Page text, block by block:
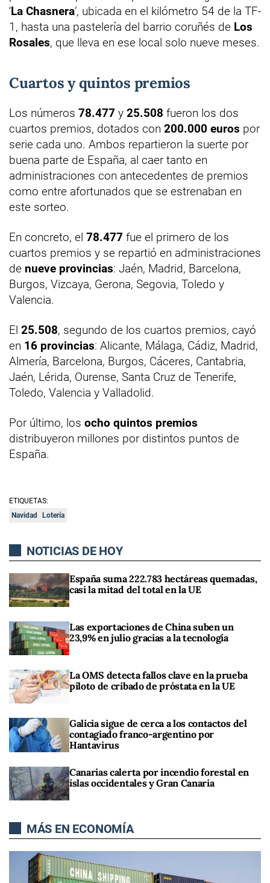
‘La Chasnera’, ubicada en el kilómetro 54 de la TF-
1, hasta una pastelería del barrio coruñés de Los
Rosales, que lleva en ese local solo nueve meses.
Cuartos y quintos premios
Los números 78.477 y 25.508 fueron los dos
cuartos premios, dotados con 200.000 euros por
serie cada uno. Ambos repartieron la suerte por
buena parte de España, al caer tanto en
administraciones con antecedentes de premios
como entre afortunados que se estrenaban en
este sorteo.
En concreto, el 78.477 fue el primero de los
cuartos premios y se repartió en administraciones
de nueve provincias: Jaén, Madrid, Barcelona,
Burgos, Vizcaya, Gerona, Segovia, Toledo y
Valencia.
El 25.508, segundo de los cuartos premios, cayó
en 16 provincias: Alicante, Málaga, Cádiz, Madrid,
Almería, Barcelona, Burgos, Cáceres, Cantabria,
Jaén, Lérida, Ourense, Santa Cruz de Tenerife,
Toledo, Valencia y Valladolid.
Por último, los ocho quintos premios
distribuyeron millones por distintos puntos de
España.
ETIQUETAS:
Navidad
Lotería
NOTICIAS DE HOY
España suma 222.783 hectáreas quemadas,
casi la mitad del total en la UE
Las exportaciones de China suben un
23,9% en julio gracias a la tecnología
La OMS detecta fallos clave en la prueba
piloto de cribado de próstata en la UE
Galicia sigue de cerca a los contactos del
contagiado franco-argentino por
Hantavirus
Canarias calerta por incendio forestal en
islas occidentales y Gran Canaria
MÁS EN ECONOMÍA